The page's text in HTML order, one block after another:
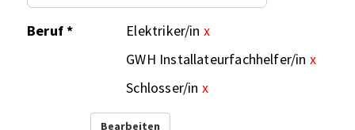
Beruf * Elektriker/in x
GWH Installateurfachhelfer/in x
Schlosser/in x
Bearbeiten